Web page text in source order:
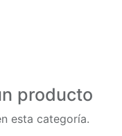
producto
esta categoría.